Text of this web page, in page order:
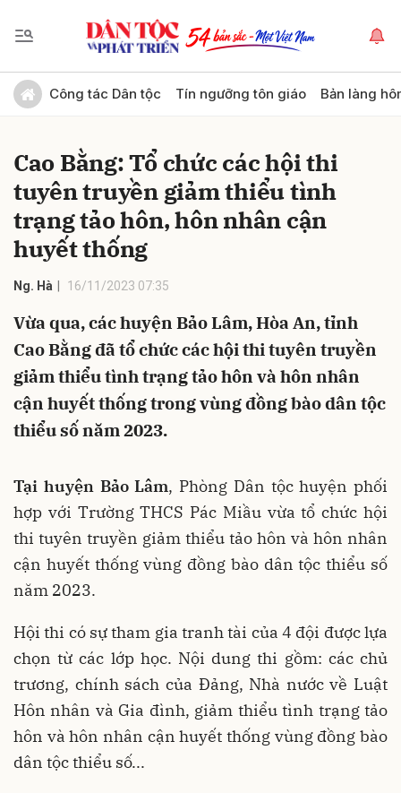
Công tác Dân tộc Tín ngưỡng tôn giáo Bản làng
Cao Bằng: Tổ chức các hội thi
tuyên truyền giảm thiểu tình
trạng tảo hôn, hôn nhân cận
huyết thống
Ng. Hà 16/11/2023 07:35
Vừa qua, các huyện Bảo Lâm, Hòa An, tỉnh
Cao Bằng đã tổ chức các hội thi tuyên truyền
giảm thiểu tình trạng tảo hôn và hôn nhân
cận huyết thống trong vùng đồng bào dân tộc
thiểu số năm 2023.
Tại huyện Bảo Lâm, Phòng Dân tộc huyện phối
hợp với Trường THCS Pác Miầu vừa tổ chức hội
thi tuyên truyền giảm thiểu tảo hôn và hôn nhân
cận huyết thống vùng đồng bào dân tộc thiểu số
năm 2023.
Hội thi có sự tham gia tranh tài của 4 đội được lựa
chọn từ các lớp học. Nội dung thi gồm: các chủ
trương, chính sách của Đảng, Nhà nước về Luật
Hôn nhân và Gia đình, giảm thiểu tình trạng tảo
hôn và hôn nhân cận huyết thống vùng đồng bào
dân tộc thiểu số...
Gửi bình luận